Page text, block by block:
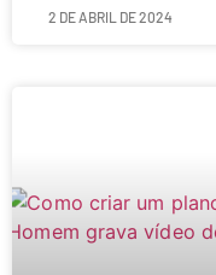
2 DE ABRIL DE 2024